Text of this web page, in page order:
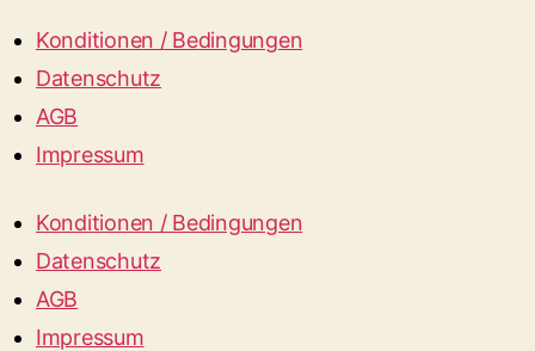
Konditionen / Bedingungen
Datenschutz
AGB
Impressum
Konditionen / Bedingungen
Datenschutz
AGB
Impressum